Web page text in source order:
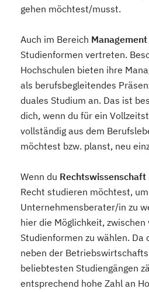
gehen möchtest/musst.
Auch im Bereich Management
Studienformen vertreten.
Hochschulen bieten ihre
als berufsbegleitendes
duales Studium an. Das ist
dich, wenn du für ein
vollständig aus dem
möchtest bzw. planst, neu
Wenn du Rechtswissenschaft
Recht studieren möchtest, um
Unternehmensberater/in zu
hier die Möglichkeit, zwischen
Studienformen zu wählen. Da
neben der
beliebtesten Studiengängen
entsprechend hohe Zahl an